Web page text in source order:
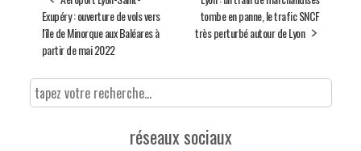
Exupéry : ouverture de vols vers
l'île de Minorque aux Baléares à
partir de mai 2022
tombe en panne, le trafic SNCF
très perturbé autour de Lyon
réseaux sociaux